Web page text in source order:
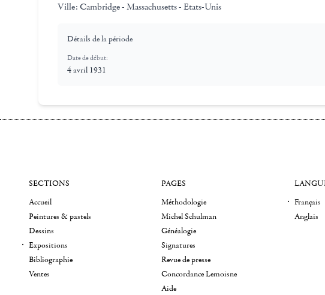
Ville: Cambridge - Massachusetts - Etats-Unis
Détails de la période
Date de début:
4 avril 1931
SECTIONS
Accueil
Peintures & pastels
Dessins
Expositions
Bibliographie
Ventes
PAGES
Méthodologie
Michel Schulman
Généalogie
Signatures
Revue de presse
Concordance Lemoisne
Aide
Français
Anglais